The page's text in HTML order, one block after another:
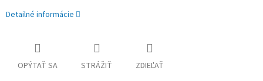
Detailné informácie
OPÝTAŤ SA STRÁŽIŤ ZDIEĽAŤ